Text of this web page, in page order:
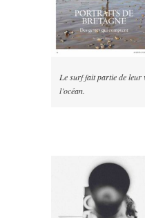
Le surf fait partie de leur
l’océan.